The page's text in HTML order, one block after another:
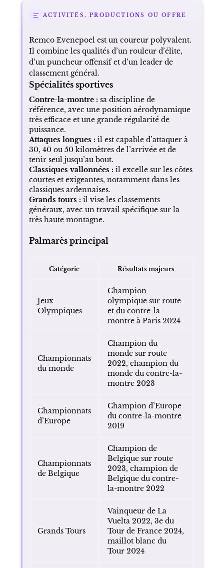
ACTIVITÉS, PRODUCTIONS OU OFFRE
Remco Evenepoel est un coureur polyvalent.
Il combine les qualités d’un rouleur d’élite,
d’un puncheur offensif et d’un leader de
classement général.
Spécialités sportives
Contre-la-montre : sa discipline de
référence, avec une position aérodynamique
très efficace et une grande régularité de
puissance.
Attaques longues : il est capable d’attaquer à
30, 40 ou 50 kilomètres de l’arrivée et de
tenir seul jusqu’au bout.
Classiques vallonnées : il excelle sur les côtes
courtes et exigeantes, notamment dans les
classiques ardennaises.
Grands tours : il vise les classements
généraux, avec un travail spécifique sur la
très haute montagne.
Palmarès principal
Catégorie Résultats majeurs
Jeux
Olympiques
Champion
olympique sur route
et du contre-la-
montre à Paris 2024
Championnats
du monde
Champion du
monde sur route
2022, champion du
monde du contre-la-
montre 2023
Championnats
d’Europe
Champion d’Europe
du contre-la-montre
2019
Championnats
de Belgique
Champion de
Belgique sur route
2023, champion de
Belgique du contre-
la-montre 2022
Grands Tours
Vainqueur de La
Vuelta 2022, 3e du
Tour de France 2024,
maillot blanc du
Tour 2024